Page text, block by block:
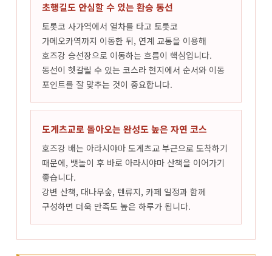
초행길도 안심할 수 있는 환승 동선
토롯코 사가역에서 열차를 타고 토롯코
가메오카역까지 이동한 뒤, 연계 교통을 이용해
호즈강 승선장으로 이동하는 흐름이 핵심입니다.
동선이 헷갈릴 수 있는 코스라 현지에서 순서와 이동
포인트를 잘 맞추는 것이 중요합니다.
도게츠교로 돌아오는 완성도 높은 자연 코스
호즈강 배는 아라시야마 도게츠교 부근으로 도착하기
때문에, 뱃놀이 후 바로 아라시야마 산책을 이어가기
좋습니다.
강변 산책, 대나무숲, 텐류지, 카페 일정과 함께
구성하면 더욱 만족도 높은 하루가 됩니다.